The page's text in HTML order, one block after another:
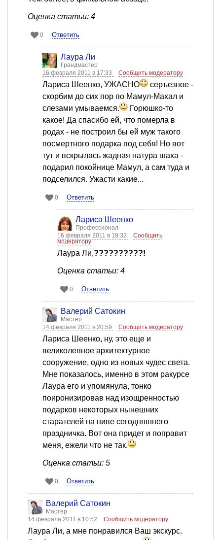
Оценка статьи: 4
0 Ответить
Лаура Ли
Грандмастер
16 февраля 2011 в 17:33
Сообщить модератору
Лариса Шеенко, УЖАСНО
серъезное -
скорбим до сих пор по Мамул-Махал и
слезами умываемся.
Горюшко-то
какое! Да спасибо ей, что померла в
родах - не построил бы ей муж такого
посмертного подарка под себя! Но вот
тут и вскрылась жадная натура шаха -
подарил покойнице Мамул, а сам туда и
подселился. Ужасти какие...
0 Ответить
Лариса Шеенко
Профессионал
16 февраля 2011 в 18:32
Сообщить
модератору
Лаура Ли,??????????!
Оценка статьи: 4
0 Ответить
Валерий Сатокин
Мастер
14 февраля 2011 в 20:59
Сообщить модератору
Лариса Шеенко, ну, это еще и
великолепное архитектурное
сооружение, одно из новых чудес света.
Мне показалось, именно в этом ракурсе
Лаура его и упомянула, тонко
поиронизировав над изощренностью
подарков некоторых нынешних
старателей на ниве сегодняшнего
праздничка. Вот она придет и поправит
меня, ежели что не так.
Оценка статьи: 5
0 Ответить
Валерий Сатокин
Мастер
14 февраля 2011 в 10:52
Сообщить модератору
Лаура Ли, а мне понравился Ваш экскурс.